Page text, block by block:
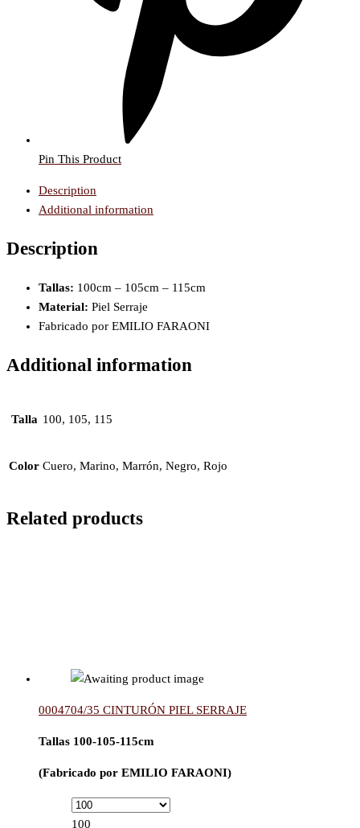
Pin This Product
Description
Additional information
Description
Tallas: 100cm – 105cm – 115cm
Material: Piel Serraje
Fabricado por EMILIO FARAONI
Additional information
Talla 100, 105, 115
Color Cuero, Marino, Marrón, Negro, Rojo
Related products
0004704/35 CINTURÓN PIEL SERRAJE
Tallas 100-105-115cm
(Fabricado por EMILIO FARAONI)
100